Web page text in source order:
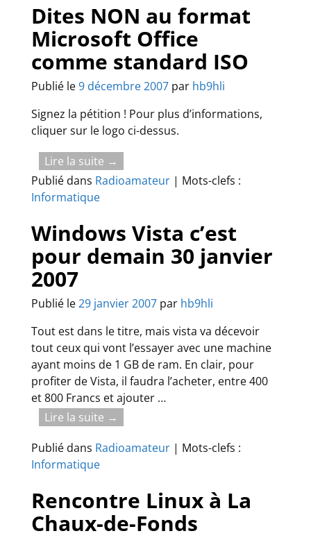
Dites NON au format
Microsoft Office
comme standard ISO
Publié le9 décembre 2007 par hb9hli
Signez la pétition ! Pour plus d’informations,
cliquer sur le logo ci-dessus.
Lire la suite →
Publié dans Radioamateur| Mots-clefs :
Informatique
Windows Vista c’est
pour demain 30 janvier
2007
Publié le29 janvier 2007 par hb9hli
Tout est dans le titre, mais vista va décevoir
tout ceux qui vont l’essayer avec une machine
ayant moins de 1 GB de ram. En clair, pour
profiter de Vista, il faudra l’acheter, entre 400
et 800 Francs et ajouter …
Lire la suite →
Publié dans Radioamateur| Mots-clefs :
Informatique
Rencontre Linux à La
Chaux-de-Fonds